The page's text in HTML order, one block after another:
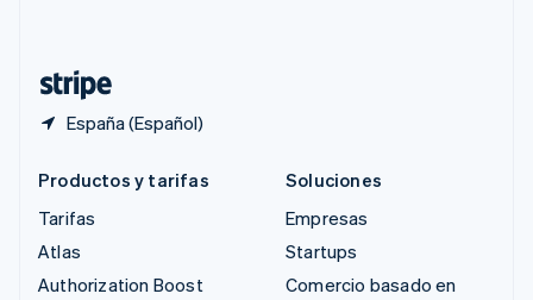
España (Español)
Productos y tarifas
Tarifas
Atlas
Authorization Boost
Soluciones
Empresas
Startups
Comercio basado en